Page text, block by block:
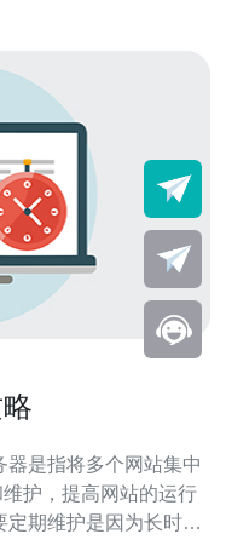
护，提高网站的运行